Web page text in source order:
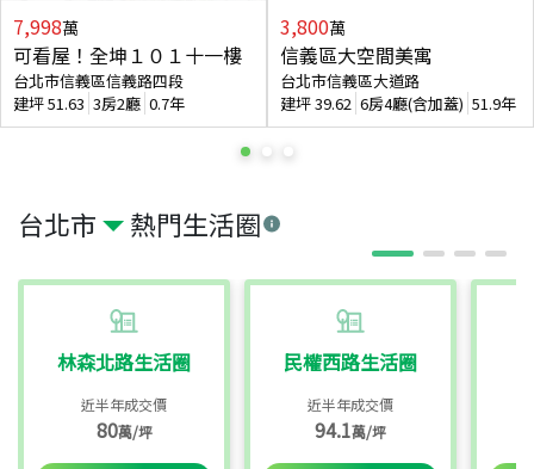
台北市 熱門生活圈
林森北路生活圈
近半年成交價
80萬/坪
民權西路生活圈
近半年成交價
94.1萬/坪
7,998萬
可看屋！全坤１０１十一樓
台北市信義區信義路四段
建坪51.63 3房2廳 0.7年
3,800萬
信義區大空間美寓
台北市信義區大道路
建坪39.62 6房4廳(含加蓋) 51.9年